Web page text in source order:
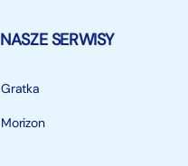
NASZE SERWISY
Gratka
Morizon